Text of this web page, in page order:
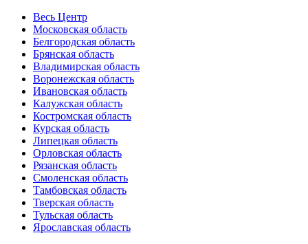
Весь Центр
Московская область
Белгородская область
Брянская область
Владимирская область
Воронежская область
Ивановская область
Калужская область
Костромская область
Курская область
Липецкая область
Орловская область
Рязанская область
Смоленская область
Тамбовская область
Тверская область
Тульская область
Ярославская область